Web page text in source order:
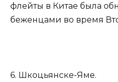
флейты в Китае была
беженцами во время
6. Шкоцьянске-Яме.